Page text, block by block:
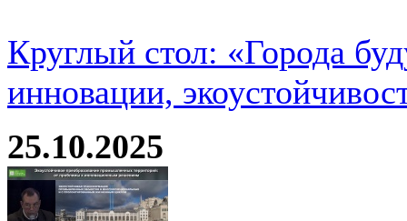
Круглый стол: «Города
инновации,
25.10.2025